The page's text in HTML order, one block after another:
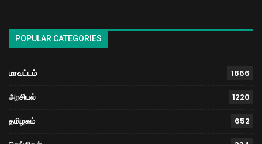
POPULAR CATEGORIES
மாவட்டம் 1866
அரசியல் 1220
தமிழகம் 652